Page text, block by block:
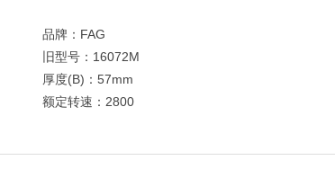
品牌：FAG
旧型号：16072M
厚度(B)：57mm
额定转速：2800